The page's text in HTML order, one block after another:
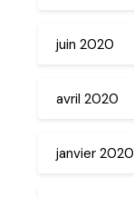
juin 2020
avril 2020
janvier 2020